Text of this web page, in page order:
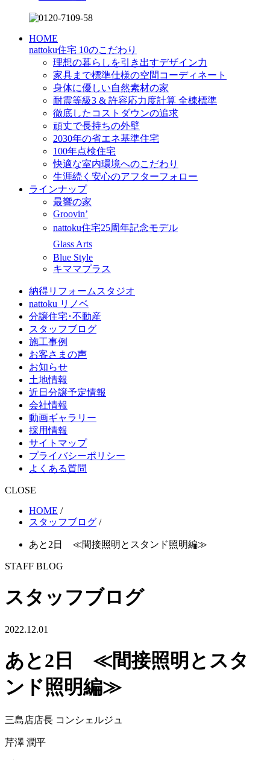
HOME
nattoku住宅 10のこだわり
理想の暮らしを引き出すデザイン力
家具まで標準仕様の空間コーディネート
身体に優しい自然素材の家
耐震等級3 & 許容応力度計算 全棟標準
徹底したコストダウンの追求
頑丈で長持ちの外壁
2030年の省エネ基準住宅
100年点検住宅
快適な室内環境へのこだわり
生涯続く安心のアフターフォロー
ラインナップ
最響の家
Groovin’
nattoku住宅25周年記念モデル
Glass Arts
Blue Style
キママプラス
納得リフォームスタジオ
nattoku リノベ
分譲住宅･不動産
スタッフブログ
施工事例
お客さまの声
お知らせ
土地情報
近日分譲予定情報
会社情報
動画ギャラリー
採用情報
サイトマップ
プライバシーポリシー
よくある質問
CLOSE
HOME /
スタッフブログ /
あと2日 ≪間接照明とスタンド照明編≫
STAFF BLOG
スタッフブログ
2022.12.01
あと2日 ≪間接照明とスタ
ンド照明編≫
三島店店長 コンシェルジュ
芹澤 潤平